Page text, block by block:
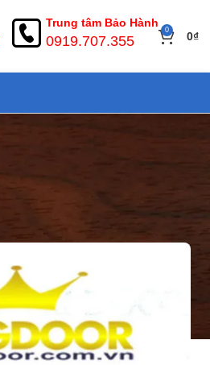
Trung tâm Bảo Hành
0919.707.355
0 0₫